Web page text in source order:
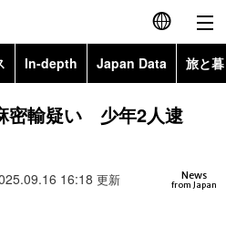
English
简体字
In-depth Japan Data 旅と
Topics
密輸疑い 少年2人逮
News
from Japan
16:18 更新